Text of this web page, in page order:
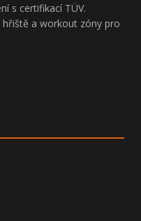
s certifikací TÜV.
a workout zóny pro